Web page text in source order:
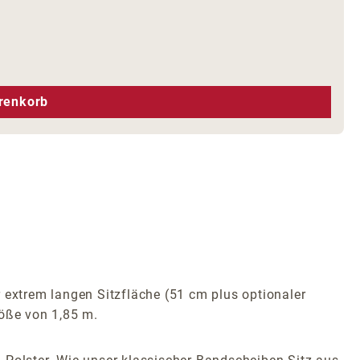
um die Anzahl zu erhöhen oder zu
langen Sitzfläche (51 cm plus optionaler
von 1,85 m.